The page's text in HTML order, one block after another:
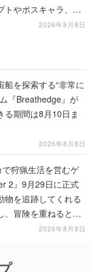
る期間は8月10日ま
2026年8月8日
狩猟生活を営むゲ
2』9月29日に正式
物を追跡してくれる
、冒険を重ねると成
2026年8月8日